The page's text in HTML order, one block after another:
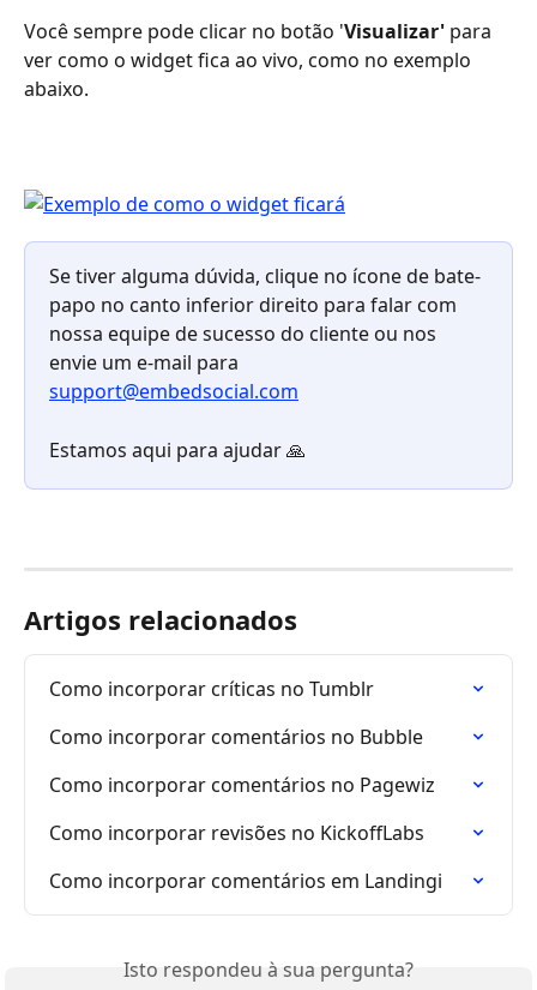
Você sempre pode clicar no botão 'Visualizar' para
ver como o widget fica ao vivo, como no exemplo
abaixo.
Se tiver alguma dúvida, clique no ícone de bate-
papo no canto inferior direito para falar com
nossa equipe de sucesso do cliente ou nos
envie um e-mail para
support@embedsocial.com
Estamos aqui para ajudar 🙏
Artigos relacionados
Como incorporar críticas no Tumblr
Como incorporar comentários no Bubble
Como incorporar comentários no Pagewiz
Como incorporar revisões no KickoffLabs
Como incorporar comentários em Landingi
Isto respondeu à sua pergunta?